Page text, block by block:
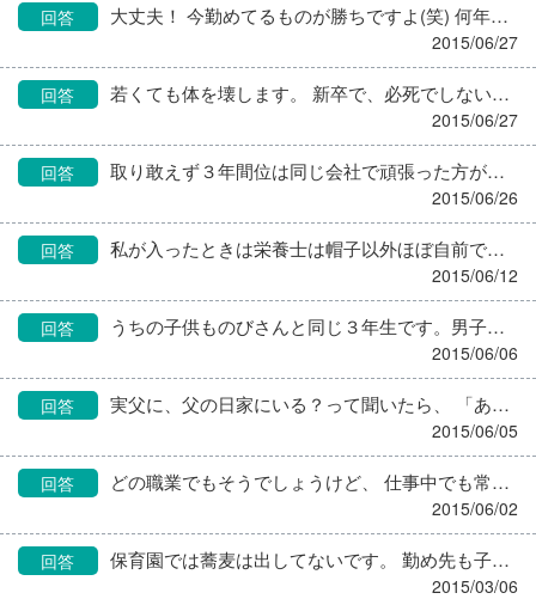
回答 大丈夫！ 今勤めてるものが勝ちですよ(笑) 何年後かには、自分色に染まってます。
2015/06/27
回答 若くても体を壊します。 新卒で、必死でしないといけないことをして長時間勤務なんでしょうが、 親御さんも心配されてると思います。 私も心配です。 トイレなども後回しにしていると、膀胱炎などになって色々と体にも不具合が出てきます。 異動願いを出して下さい。
2015/06/27
回答 取り敢えず３年間位は同じ会社で頑張った方がいいと思う。 ３年たって、見えてくるものは違いますよ。 そっから転職しても、損はないどころか使い物になるから。 今の現場の上司も現場の雰囲気も、良くないんですよね。 若いうちに反面教師を見ておけば、自分が上司になったときにちゃんと出来るから。 お給料は、ある程度自分、やってるよ？ こんな成果出してるよ？って思えたなら、交渉の余地があります。 それはどんな職業でも一緒かな。 そりゃあ、基本給から栄養士は安いかもしれません。 上がり率もちょびちょびでしょう。 私は今年初めて、ちゃんと昇給表を見せてもらって驚きました。 勤めて８年。 ２０年勤めた昇給になってる… つまり、何らかの理由で飛び級して昇給したんです。 そして、え？２０年勤務の給料モデルだったの？！ という事実…。 定時に帰れて有休もちゃんととれてるので、ありがたいのですが。 元々の提示金額が少ないのはこの職業のさだめですが、 その中でも、「自分の正義」を見失わずに真摯であれば、 お給料以上に得るものは大きいのではと思います。
2015/06/26
回答 私が入ったときは栄養士は帽子以外ほぼ自前でした。 調理員さんのは、創立以来のものをずっと使っていたようで、ボロボロ。 なので、園長に掛け合いコックシューズ、帽子、白衣など一人２枚買ってもらいました。その後もシューズが悪くなってきたらまとめて買ってもらってます。 栄養士の長白衣、調理員の短い白衣は薄ピンクで可愛く統一しました。 自分の事務用白衣は、学生時代に研究室でお揃いで買った、ネーム入りのミント色の白衣を着ています。 ある意味好みのものを着れて良いかも。 洗濯は自前です。
2015/06/12
回答 うちの子供ものびさんと同じ３年生です。男子ですが。 小学一年からボーイスカウトのお兄ちゃんについて算盤にチャリで自力で行っていたので、その兄ちゃんに色々教えてもらい(！) 算盤帰りに買い食いをしていたようです。 でもレシート見たら、３０円の蒲焼き太郎とか１０円ガムとか。 最初は兄ちゃんにおごってもらい、次からは５０円のコンビニ唐揚げを友達と半分こして食べたり、かわいいもんだったから見逃しました。 男の子は小細工が出来ないので、レシートと減っていっている小遣いはほぼ同額です。 そのうち、買い食いし過ぎじゃない？との母の指摘をうけ、 自分で遣いすぎたと気づいたようでした。買い食いは今はせずにまっすぐ帰ってきます。 どんなご家庭もあるので、厳しくしっかり育てなきゃ…というご家庭なんでしょうね。 でも誘われた時に親に報告して行かなかったのは、相手のお子さんの判断ミスです。 電話で一方的に攻められるのはちょっと人のせいにしすぎかと。 これからも子供同士のおつきあいはありますから、親とは普通に接して (考えの相違は話し合ってもどうにもならん。腹割って話せる訳じゃないので) 終わったことは仕方ないと割りきったらどうでしょう。
2015/06/06
回答 実父に、父の日家にいる？って聞いたら、 「ああ、父さんその日同窓会～♪」 ですって…。 65越えて何故わざわざ父の日に皆さん同窓会するんでしょうね…。
2015/06/05
回答 どの職業でもそうでしょうけど、 仕事中でも常に分岐点の選択、選択を私たちはしてますよね。 若い時はとにかく、言われたことははい、します、って言ってから どうやってしようか考えましたが、 今は、これって、本当に正しいのかな？って、 常に考えながら仕事するようになりました。 気を付けてることは、仕事と人に真摯でありたいと思ってること。 感情や主観をあまり入れずにどうしたら対象者(私の場合、園児、保護者)にとって 一番いいかを考えること。 職員同士の勝ち負けにも興味ないし、 ３０越えて子持ちだからか、若い職員にはお母さんみたいな存在でありたいなあとおもいます。 昔は栄養士って何なんだ？ってよく思ってて、 相棒に 栄養士って、何？って聞いたら、そんなこと人に聞くな、アホ と言われました。 今は自分の大切にしてる、その「仕事と、人に真摯」ってのを 中心に置いて生きてます。 どの仕事でも、こうでありたいなあってのが固まってきたら、覚悟が出来て楽になります。 それまでは迷ったらいいと思います。
2015/06/02
回答 保育園では蕎麦は出してないです。 勤め先も子供の保育園でも出してなかったですし、 わざわざ蕎麦を出さなくてもよいと思うのですが。 親もそう思ってるのでは…？
2015/03/06